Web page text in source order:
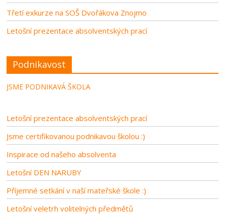
Třetí exkurze na SOŠ Dvořákova Znojmo
Letošní prezentace absolventských prací
Podnikavost
JSME PODNIKAVÁ ŠKOLA
Letošní prezentace absolventských prací
Jsme certifikovanou podnikavou školou :)
Inspirace od našeho absolventa
Letošní DEN NARUBY
Příjemné setkání v naší mateřské škole :)
Letošní veletrh volitelných předmětů